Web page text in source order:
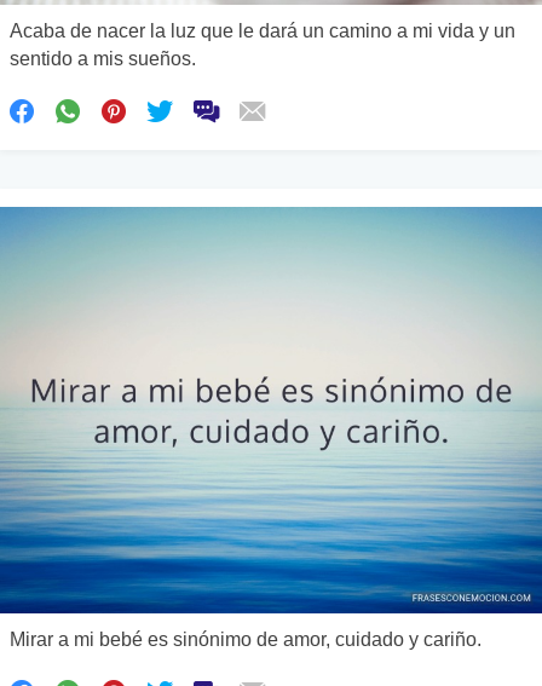
Acaba de nacer la luz que le dará un camino a mi vida y un
sentido a mis sueños.
Mirar a mi bebé es sinónimo de amor, cuidado y cariño.